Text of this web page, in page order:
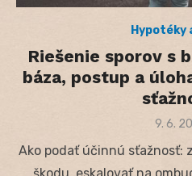
Hypotéky
Riešenie sporov s
báza, postup a
Posted
9. 6.
Ako podať účinnú sťažnosť: